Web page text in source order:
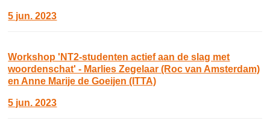
5 jun. 2023
Workshop 'NT2-studenten actief aan de slag met
woordenschat' - Marlies Zegelaar (Roc van Amsterdam)
en Anne Marije de Goeijen (ITTA)
5 jun. 2023